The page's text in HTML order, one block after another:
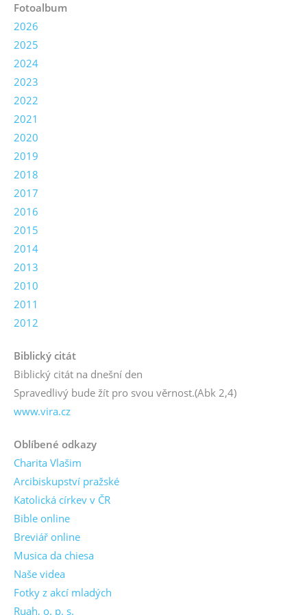
Fotoalbum
2026
2025
2024
2023
2022
2021
2020
2019
2018
2017
2016
2015
2014
2013
2010
2011
2012
Biblický citát
Biblický citát na dnešní den
Spravedlivý bude žít pro svou věrnost.(Abk 2,4)
www.vira.cz
Oblíbené odkazy
Charita Vlašim
Arcibiskupství pražské
Katolická církev v ČR
Bible online
Breviář online
Musica da chiesa
Naše videa
Fotky z akcí mladých
Ruah, o. p. s.